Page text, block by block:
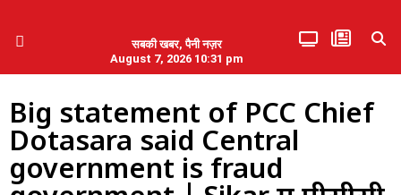
सबकी खबर, पैनी नज़र
August 7, 2026 10:31 pm
Big statement of PCC Chief
Dotasara said Central
government is fraud